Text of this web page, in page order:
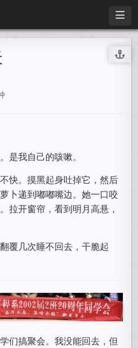
是我自己的咳嗽。
快。摸黑起身吐掉它，然后
卜递到嘟嘟嘴边。她一口咬
拉开窗帘，看到明月高悬，
覆几次睡不回去，干脆起
们搞聚会。我没能回去，但